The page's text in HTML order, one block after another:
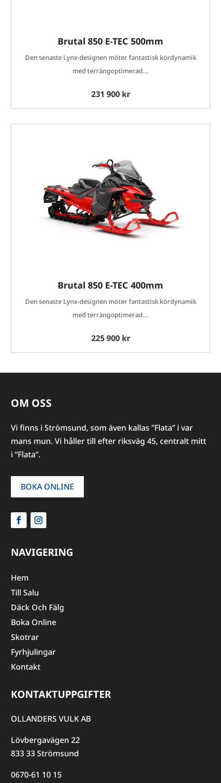
Brutal 850 E-TEC 500mm
Den senaste Lynx-designen möter fantastisk kördynamik
med terrängoptimerad...
231 900 kr
Brutal 850 E-TEC 400mm
Den senaste Lynx-designen möter fantastisk kördynamik
med terrängoptimerad...
225 900 kr
OM OSS
Vi finns i Strömsund, som även kallas ”Flata” i var
mans mun. Vi håller till efter riksväg 45, centralt mitt
i ”Flata”.
BOKA ONLINE
NAVIGERING
Hem
Till Salu
Däck Och Fälg
Boka Online
Skotrar
Fyrhjulingar
Kontakt
KONTAKTUPPGIFTER
OLLANDERS VULK AB
Lövbergavägen 22
833 33 Strömsund
0670-61 10 15